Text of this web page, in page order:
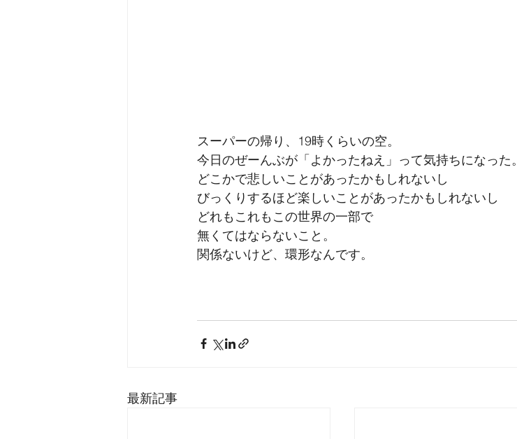
スーパーの帰り、19時くらいの空。
今日のぜーんぶが「よかったねえ」って気持ちになった。
どこかで悲しいことがあったかもしれないし
びっくりするほど楽しいことがあったかもしれないし
どれもこれもこの世界の一部で
無くてはならないこと。
関係ないけど、環形なんです。
最新記事